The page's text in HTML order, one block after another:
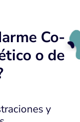
Co-
o de
y